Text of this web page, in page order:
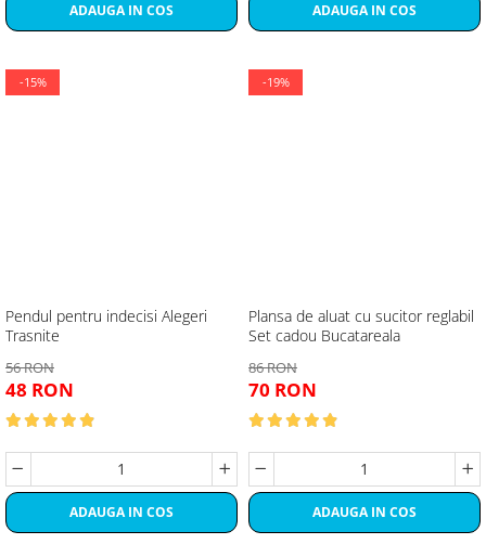
ADAUGA IN COS ADAUGA IN COS
-15%
Pendul pentru indecisi Alegeri
Trasnite
56 RON
48 RON
ADAUGA IN COS
-19%
Plansa de aluat cu sucitor reglabil
Set cadou Bucatareala
86 RON
70 RON
ADAUGA IN COS